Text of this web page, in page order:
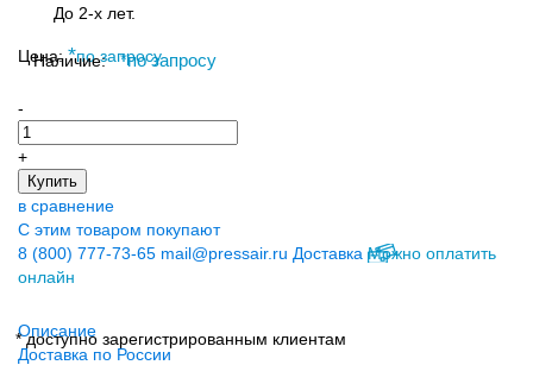
До 2-х лет.
Цена: *по запросу
Наличие: *по запросу
-
+
Купить
в сравнение
С этим товаром покупают
8 (800) 777-73-65 mail@pressair.ru Доставка Можно оплатить
онлайн
* доступно зарегистрированным клиентам
Описание
Доставка по России